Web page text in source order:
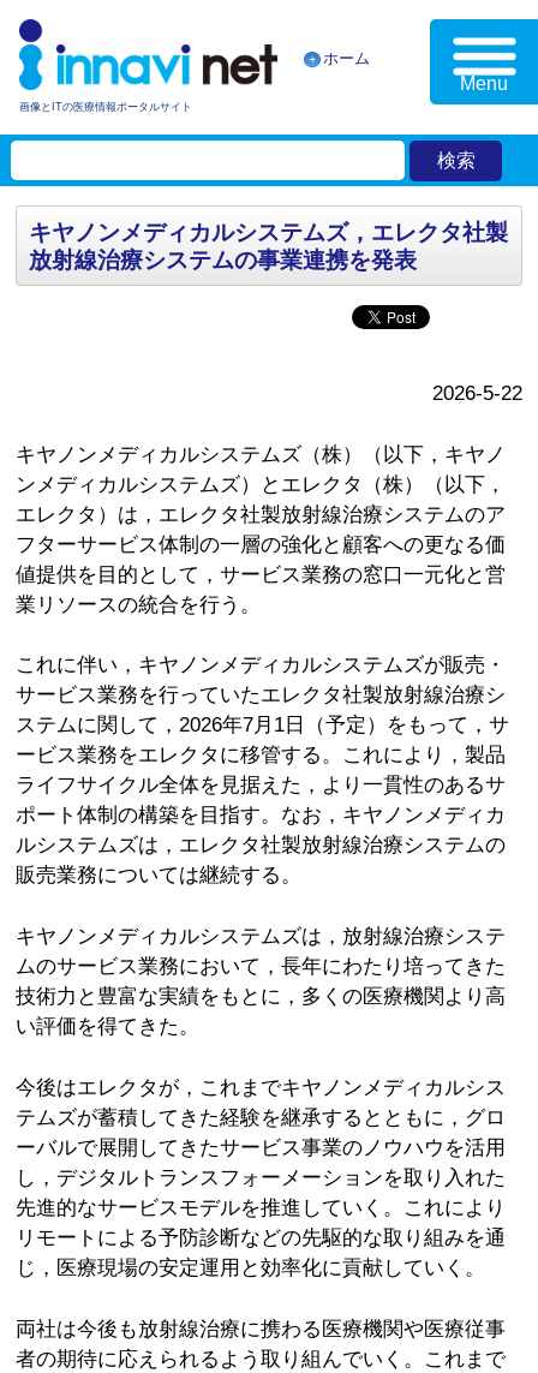
画像とITの医療情報ポータルサイト
ホーム
Menu
キヤノンメディカルシステムズ，エレクタ社製
放射線治療システムの事業連携を発表
2026-5-22
キヤノンメディカルシステムズ（株）（以下，キヤノ
ンメディカルシステムズ）とエレクタ（株）（以下，
エレクタ）は，エレクタ社製放射線治療システムのア
フターサービス体制の一層の強化と顧客への更なる価
値提供を目的として，サービス業務の窓口一元化と営
業リソースの統合を行う。
これに伴い，キヤノンメディカルシステムズが販売・
サービス業務を行っていたエレクタ社製放射線治療シ
ステムに関して，2026年7月1日（予定）をもって，サ
ービス業務をエレクタに移管する。これにより，製品
ライフサイクル全体を見据えた，より一貫性のあるサ
ポート体制の構築を目指す。なお，キヤノンメディカ
ルシステムズは，エレクタ社製放射線治療システムの
販売業務については継続する。
キヤノンメディカルシステムズは，放射線治療システ
ムのサービス業務において，長年にわたり培ってきた
技術力と豊富な実績をもとに，多くの医療機関より高
い評価を得てきた。
今後はエレクタが，これまでキヤノンメディカルシス
テムズが蓄積してきた経験を継承するとともに，グロ
ーバルで展開してきたサービス事業のノウハウを活用
し，デジタルトランスフォーメーションを取り入れた
先進的なサービスモデルを推進していく。これにより
リモートによる予防診断などの先駆的な取り組みを通
じ，医療現場の安定運用と効率化に貢献していく。
両社は今後も放射線治療に携わる医療機関や医療従事
者の期待に応えられるよう取り組んでいく。これまで